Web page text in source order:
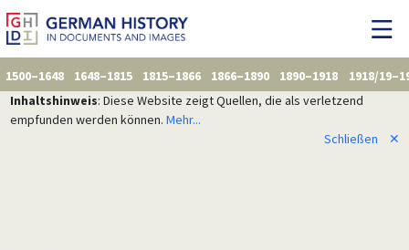
1500–1648 1648–1815 1815–1866 1866–1890 1890–1918
1918/
Inhaltshinweis: Diese Website zeigt Quellen, die als verletzend
empfunden werden können. Mehr...
Schließen
✕